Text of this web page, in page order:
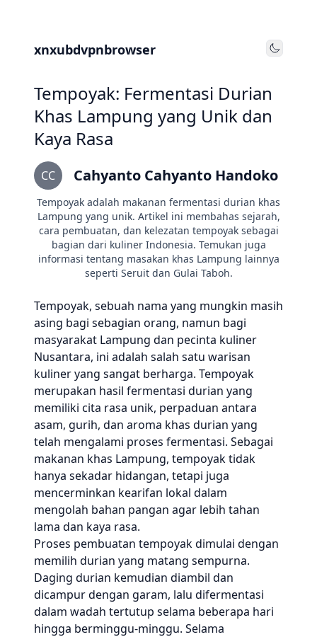
xnxubdvpnbrowser Toggle
Tempoyak: Fermentasi Durian
Khas Lampung yang Unik dan
Kaya Rasa
CC Cahyanto Cahyanto Handoko
Tempoyak adalah makanan fermentasi durian khas
Lampung yang unik. Artikel ini membahas sejarah,
cara pembuatan, dan kelezatan tempoyak sebagai
bagian dari kuliner Indonesia. Temukan juga
informasi tentang masakan khas Lampung lainnya
seperti Seruit dan Gulai Taboh.
Tempoyak, sebuah nama yang mungkin masih
asing bagi sebagian orang, namun bagi
masyarakat Lampung dan pecinta kuliner
Nusantara, ini adalah salah satu warisan
kuliner yang sangat berharga. Tempoyak
merupakan hasil fermentasi durian yang
memiliki cita rasa unik, perpaduan antara
asam, gurih, dan aroma khas durian yang
telah mengalami proses fermentasi. Sebagai
makanan khas Lampung, tempoyak tidak
hanya sekadar hidangan, tetapi juga
mencerminkan kearifan lokal dalam
mengolah bahan pangan agar lebih tahan
lama dan kaya rasa.
Proses pembuatan tempoyak dimulai dengan
memilih durian yang matang sempurna.
Daging durian kemudian diambil dan
dicampur dengan garam, lalu difermentasi
dalam wadah tertutup selama beberapa hari
hingga berminggu-minggu. Selama